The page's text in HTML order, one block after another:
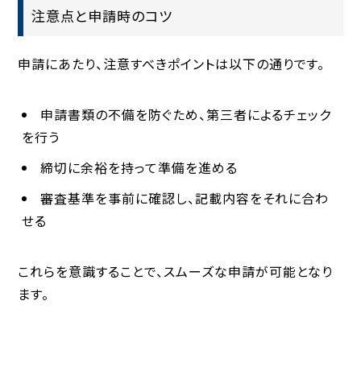
注意点と申請時のコツ
申請にあたり、注意すべきポイントは以下の通りです。
申請書類の不備を防ぐため、第三者によるチェック
を行う
締切に余裕を持って準備を進める
審査基準を事前に確認し、記載内容をそれに合わ
せる
これらを意識することで、スムーズな申請が可能となり
ます。